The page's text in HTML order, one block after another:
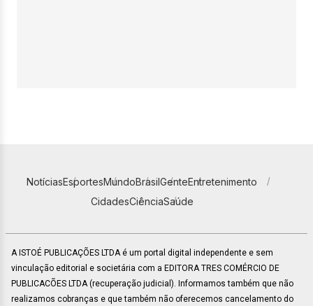
NotíciasEsportesMundoBrasilGenteEntretenimento
CidadesCiênciaSaúde
A ISTOÉ PUBLICAÇÕES LTDA é um portal digital independente e sem
vinculação editorial e societária com a EDITORA TRES COMÉRCIO DE
PUBLICACÕES LTDA (recuperação judicial). Informamos também que não
realizamos cobranças e que também não oferecemos cancelamento do